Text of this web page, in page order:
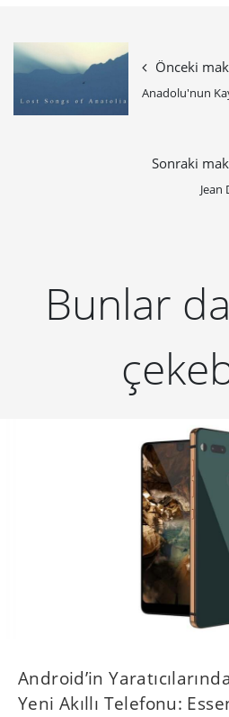
Önceki
Anadolu'nun
Sonraki
Jean
Bunlar
Android’in
Yeni Akıllı Telefonu: